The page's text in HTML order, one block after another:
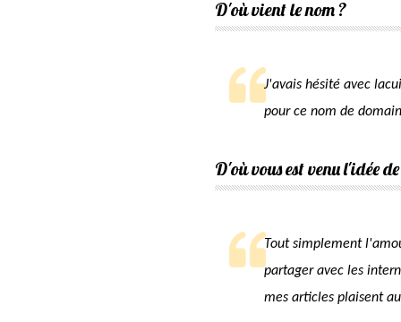
D'où vient le nom ?
J'avais hésité avec
pour ce nom de
D'où vous est venu l'idée
Tout simplement
partager avec les
mes articles plaisent